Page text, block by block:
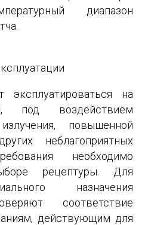
диапазон
эксплуатироваться на
под воздействием
повышенной
неблагоприятных
необходимо
рецептуры. Для
назначения
соответствие
действующим для